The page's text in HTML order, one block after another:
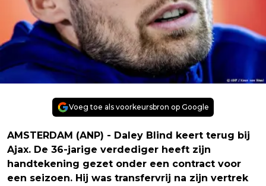
Voeg toe als voorkeursbron op Google
AMSTERDAM (ANP) - Daley Blind keert terug bij
Ajax. De 36-jarige verdediger heeft zijn
handtekening gezet onder een contract voor
een seizoen. Hij was transfervrij na zijn vertrek